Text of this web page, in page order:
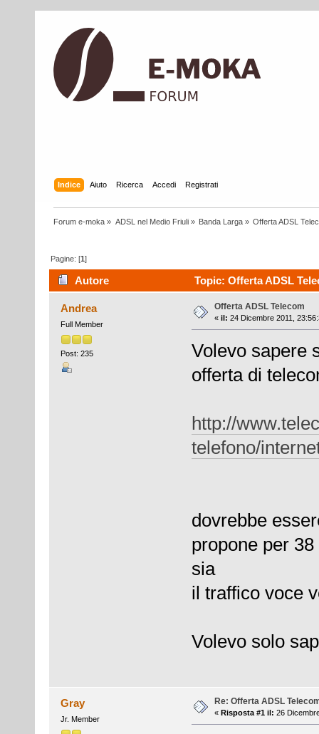
Indice Aiuto Ricerca Accedi Registrati
Forum e-moka » ADSL nel Medio Friuli» Banda Larga» Offerta ADSL
Pagine: [1]
Autore Topic: Offerta ADSL
Andrea
Full Member
Post: 235
Offerta ADSL Telecom
« il: 24 Dicembre 2011,
Volevo sapere
offerta di
http://
telefono/
dovrebbe
propone per
sia
il traffico voce
Volevo solo
Gray
Jr. Member
Re: Offerta ADSL
« Risposta #1 il: 26